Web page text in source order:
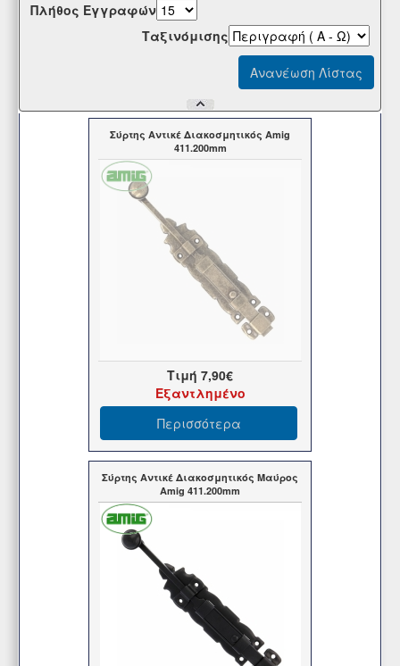
Πλήθος Εγγραφών
Tαξινόμισης
Σύρτης Αντικέ Διακοσμητικός Amig
411.200mm
Τιμή 7,90€
Εξαντλημένο
Περισσότερα
Σύρτης Αντικέ Διακοσμητικός Μαύρος
Amig 411.200mm